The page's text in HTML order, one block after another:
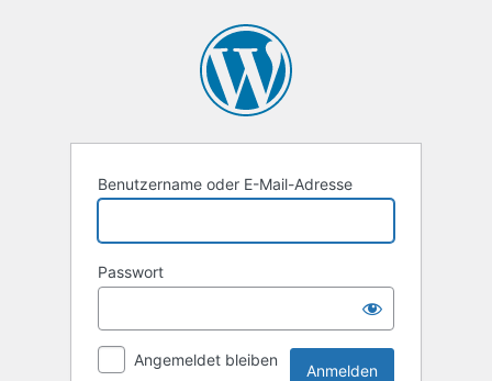
Benutzername oder E-Mail-Adresse
Passwort
Angemeldet bleiben